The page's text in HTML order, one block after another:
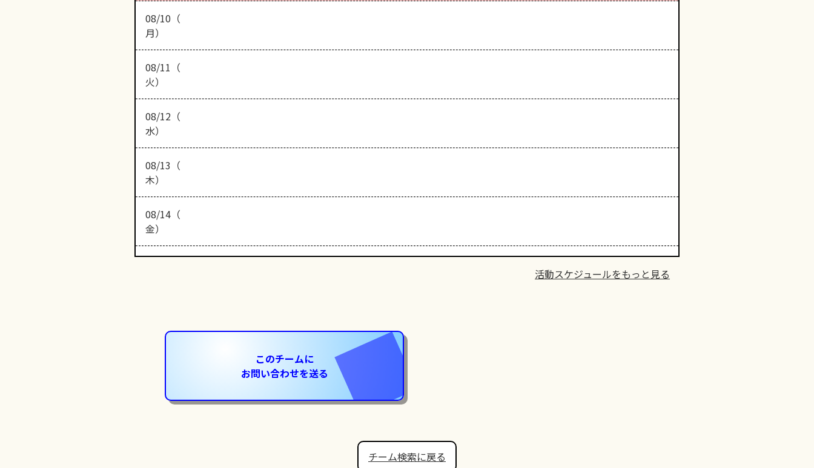
08/10（
月）
08/11（
火）
08/12（
水）
08/13（
木）
08/14（
金）
活動スケジュールをもっと見る
このチームに
お問い合わせを送る
チーム検索に戻る